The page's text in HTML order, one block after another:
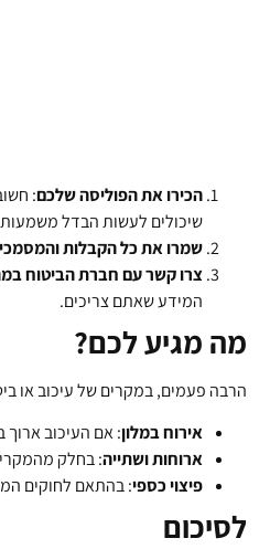
הכירו את הפוליסה שלכם:
שיכולים לעשות הבדל
שמרו את כל הקבלות
צרו קשר עם חברת הביטוח
המידע שאתם צריכים.
מה מגיע לכם?
הרבה פעמים, במקרים של עיכוב או
אירוח במלון: אם העיכוב ארוך
ארוחות ושתייה: בחלק
פיצוי כספי: בהתאם לחוקים
לסיכום